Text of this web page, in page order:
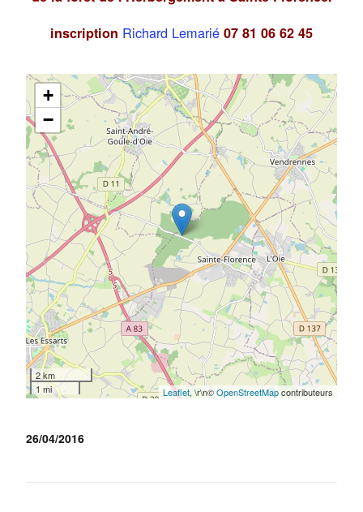
inscription Richard Lemarié 07 81 06 62 45
+
−
2 km
1 mi
Leaflet, \r\n©OpenStreetMapcontributeurs
26/04/2016